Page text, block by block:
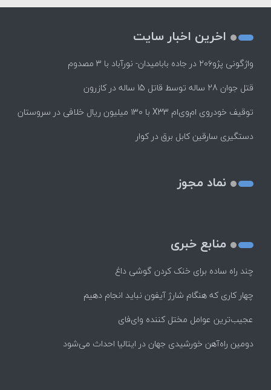
اخرین اخبار سایت
واژگونی پژو۲۰۶ در جاده بابامیدان- نورآباد با ۳ مصدوم
قتل جوان 28 ساله توسط قاتل 15 ساله در کازرون
توقیف خودروی ام‌وی‌ام X33 با ۱۳۰ میلیون ریال خلافی در سروستان
دستگیری سارقین کابل برق در کوار
نماد مجوز
منابع خبری
چند راه‌ ساده برای خنک کردن گوشی داغ
چهار کاری که هنگام شارژ آیفون نباید انجام دهیم
عجیب‌ترین عوامل مختل کننده وای‌فای
دومین راه‌آهن خورشیدی جهان در ایتالیا احداث می‌شود